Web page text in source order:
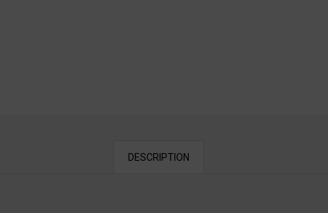
DESCRIPTION